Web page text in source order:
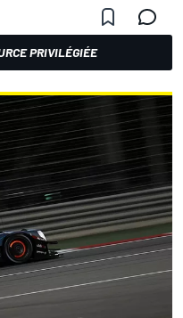
PRIVILÉGIÉE